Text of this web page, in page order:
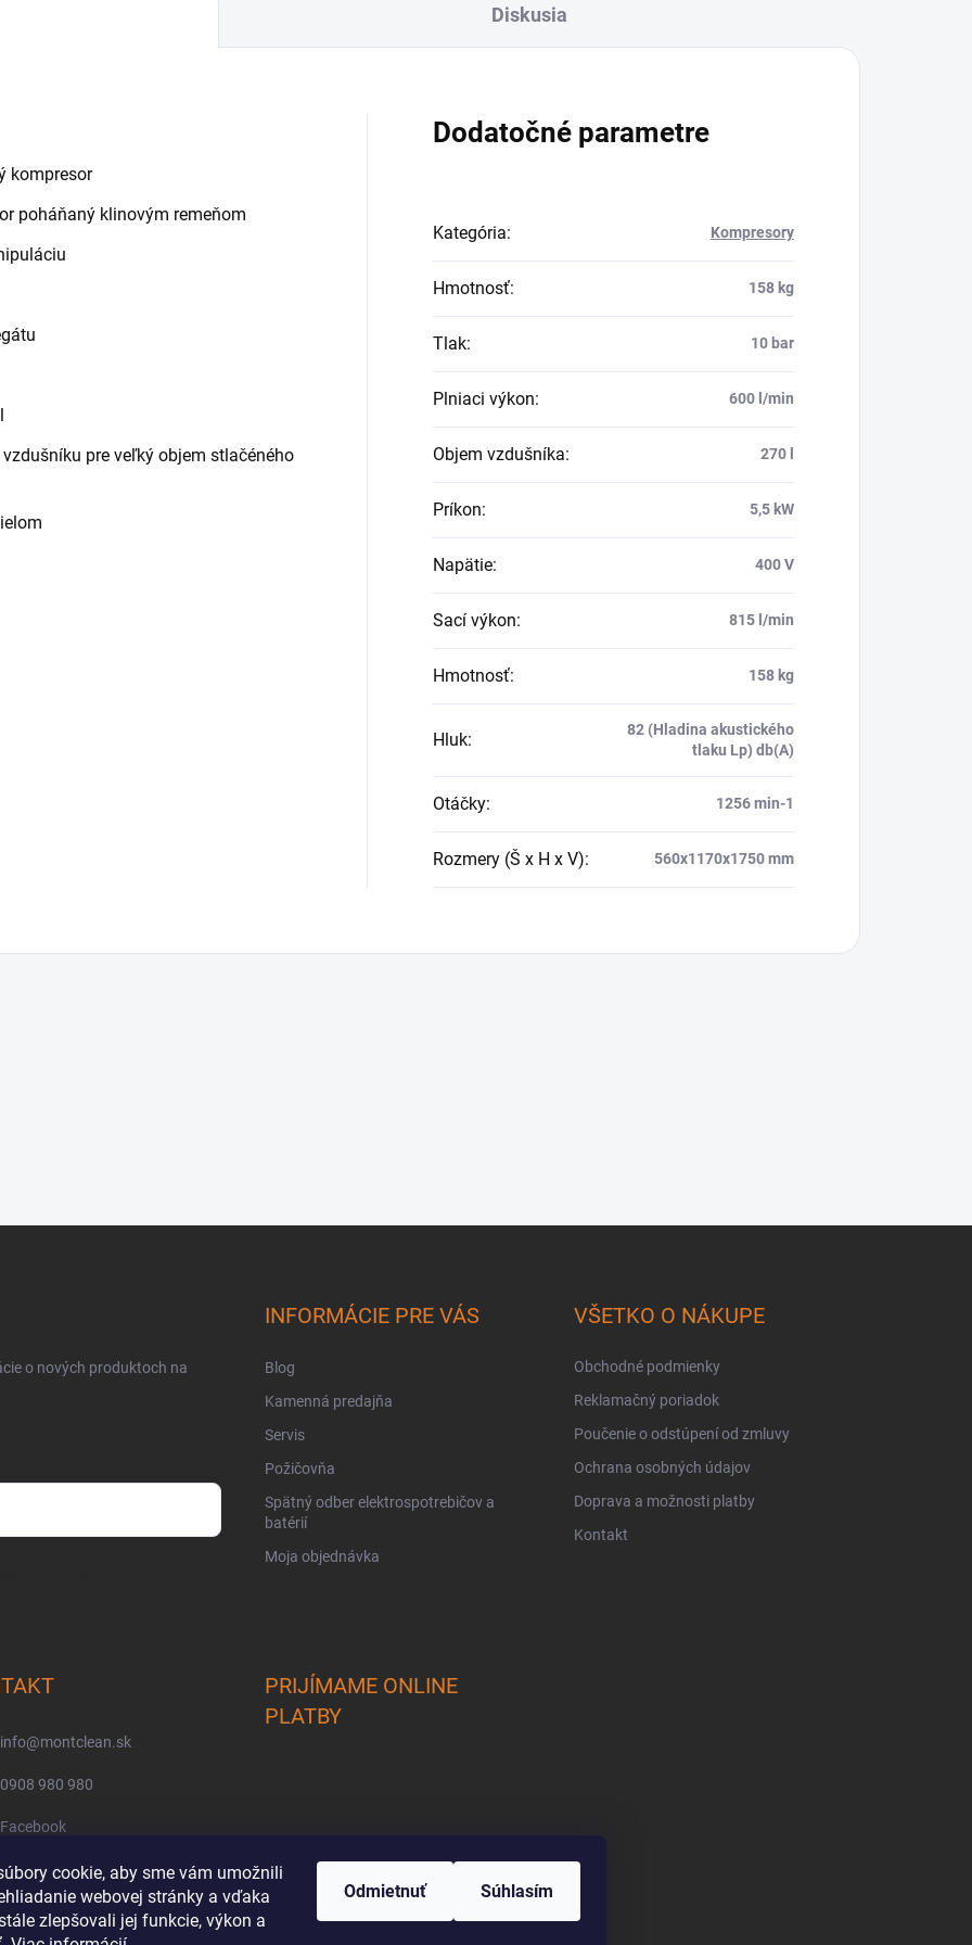
cookie, aby sme vám umožnili
webovej stránky a vďaka
zlepšovali jej funkcie, výkon a
Odmietnuť Súhlasím
Diskusia
kompresor
poháňaný klinovým remeňom
pre veľký objem stlačéného
Dodatočné parametre
Kategória: Kompresory
Hmotnosť: 158 kg
Tlak: 10 bar
Plniaci výkon: 600 l/min
Objem vzdušníka: 270 l
Príkon: 5,5 kW
Napätie: 400 V
Sací výkon: 815 l/min
Hmotnosť: 158 kg
Hluk:
82 (Hladina akustického
tlaku Lp) db(A)
Otáčky: 1256 min-1
Rozmery (Š x H x V): 560x1170x1750 mm
o nových produktoch na
INFORMÁCIE PRE VÁS
Blog
Kamenná predajňa
Servis
Požičovňa
Spätný odber elektrospotrebičov a
batérií
Moja objednávka
VŠETKO O NÁKUPE
Obchodné podmienky
Reklamačný poriadok
Poučenie o odstúpení od zmluvy
Ochrana osobných údajov
Doprava a možnosti platby
Kontakt
info@montclean.sk
0908 980 980
Facebook
montclean/
PRIJÍMAME ONLINE
PLATBY